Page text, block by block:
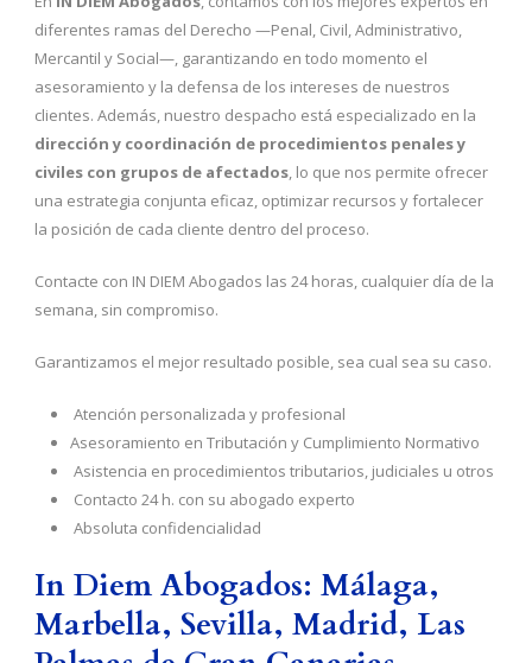
diferentes ramas del Derecho —Penal, Civil, Administrativo,
Mercantil y Social—, garantizando en todo momento el
asesoramiento y la defensa de los intereses de nuestros
clientes. Además, nuestro despacho está especializado en la
dirección y coordinación de procedimientos penales y
civiles con grupos de afectados, lo que nos permite ofrecer
una estrategia conjunta eficaz, optimizar recursos y fortalecer
la posición de cada cliente dentro del proceso.
Contacte con IN DIEM Abogados las 24 horas, cualquier día de la
semana, sin compromiso.
Garantizamos el mejor resultado posible, sea cual sea su caso.
Atención personalizada y profesional
Asesoramiento en Tributación y Cumplimiento Normativo
Asistencia en procedimientos tributarios, judiciales u otros
Contacto 24 h. con su abogado experto
Absoluta confidencialidad
In Diem Abogados: Málaga,
Marbella, Sevilla, Madrid, Las